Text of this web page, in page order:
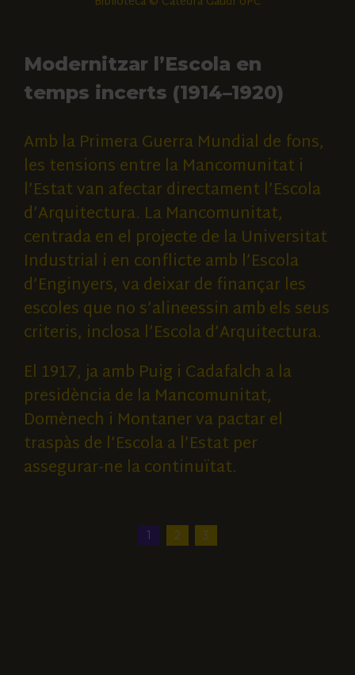
Modernitzar l’Escola en
temps incerts (1914–1920)
Amb la Primera Guerra Mundial de fons,
les tensions entre la Mancomunitat i
l’Estat van afectar directament l’Escola
d’Arquitectura. La Mancomunitat,
centrada en el projecte de la Universitat
Industrial i en conflicte amb l’Escola
d’Enginyers, va deixar de finançar les
escoles que no s’alineessin amb els seus
criteris, inclosa l’Escola d’Arquitectura.
El 1917, ja amb Puig i Cadafalch a la
presidència de la Mancomunitat,
Domènech i Montaner va pactar el
traspàs de l’Escola a l’Estat per
assegurar-ne la continuïtat.
1 2 3